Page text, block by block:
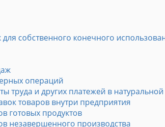
собственного конечного
операций
труда и других платежей в
товаров внутри предприятия
готовых продуктов
незавершенного производства